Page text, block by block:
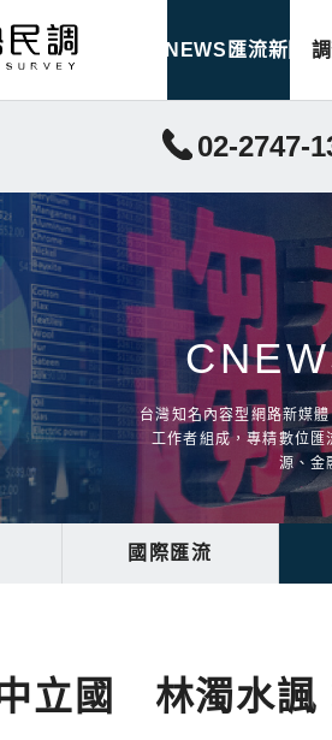
CNEWS匯流新聞
02-2747-
台灣知名內容型網路新媒
工作者組成，專精數位
源、金
國際匯流
立國 林濁水諷